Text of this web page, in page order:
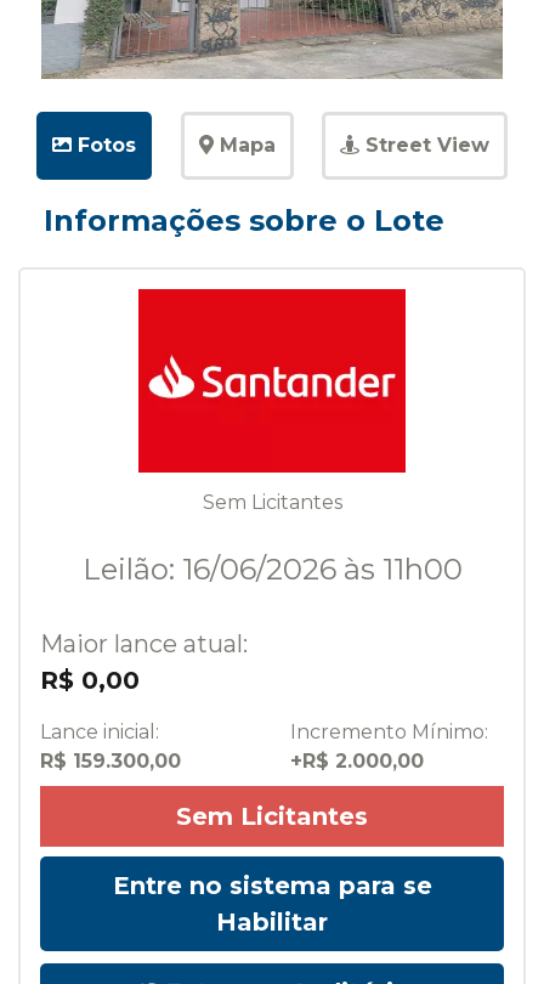
Fotos Mapa Street View
Informações sobre o Lote
Sem Licitantes
Leilão: 16/06/2026 às 11h00
Maior lance atual:
R$ 0,00
Lance inicial:
R$ 159.300,00
Incremento Mínimo:
+R$ 2.000,00
Sem Licitantes
Entre no sistema para se
Habilitar